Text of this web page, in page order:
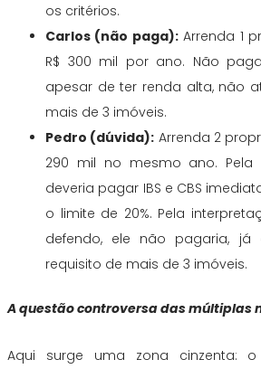
os critérios.
Carlos (não paga):Arrenda 1
R$ 300 mil por ano. Não
apesar de ter renda alta, não
mais de 3 imóveis.
Pedro (dúvida): Arrenda 2
290 mil no mesmo ano. Pela
deveria pagar IBS e CBS
o limite de 20%. Pela
defendo, ele não pagaria,
requisito de mais de 3 imóveis.
A questão controversa das múltiplas
Aqui surge uma zona cinzenta: